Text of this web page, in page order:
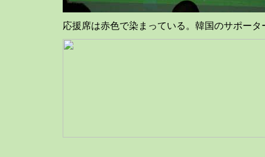
応援席は赤色で染まっている。韓国のサポー